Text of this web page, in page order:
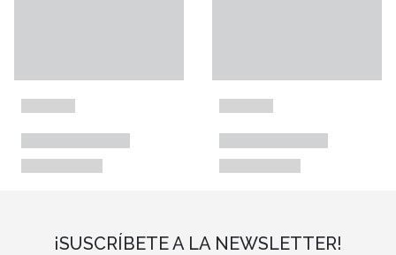
¡SUSCRÍBETE A LA NEWSLETTER!